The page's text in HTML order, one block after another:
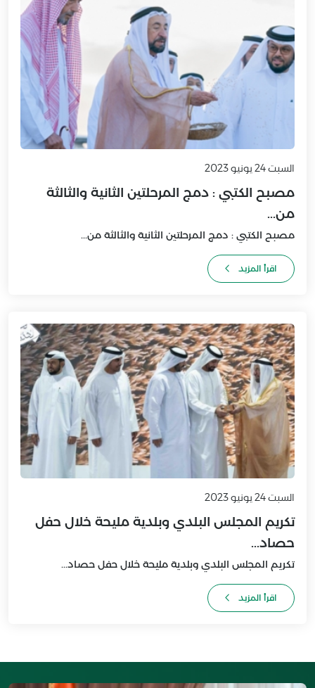
السبت 24 يونيو 2023
مصبح الكتبي : دمج المرحلتين الثانية والثالثة
من...
مصبح الكتبي : دمج المرحلتين الثانية والثالثة من...
اقرأ المزيد
السبت 24 يونيو 2023
تكريم المجلس البلدي وبلدية مليحة خلال حفل
حصاد...
تكريم المجلس البلدي وبلدية مليحة خلال حفل حصاد...
اقرأ المزيد